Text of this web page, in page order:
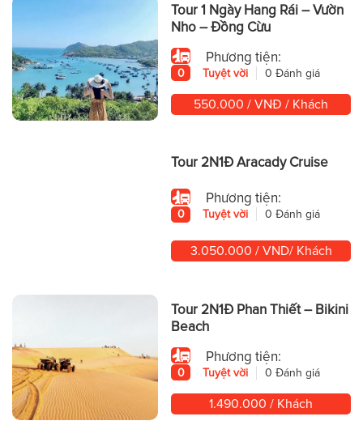
Tour 1 Ngày Hang Rái – Vườn
Nho – Đồng Cừu
Phương tiện:
0 Tuyệt vời 0 Đánh giá
550.000 / VNĐ / Khách
Tour 2N1Đ Aracady Cruise
Phương tiện:
0 Tuyệt vời 0 Đánh giá
3.050.000 / VND/ Khách
Tour 2N1Đ Phan Thiết – Bikini
Beach
Phương tiện:
0 Tuyệt vời 0 Đánh giá
1.490.000 / Khách